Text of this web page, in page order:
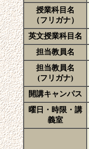
授業科目名
（フリガナ）
英文授業科目名
担当教員名
担当教員名
(フリガナ)
開講キャンパス
曜日・時限・講
義室